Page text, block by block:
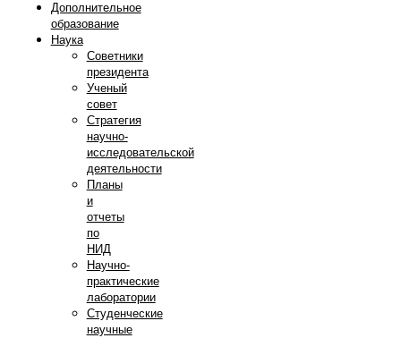
Дополнительное
образование
Наука
Советники
президента
Ученый
совет
Стратегия
научно-
исследовательской
деятельности
Планы
и
отчеты
по
НИД
Научно-
практические
лаборатории
Студенческие
научные